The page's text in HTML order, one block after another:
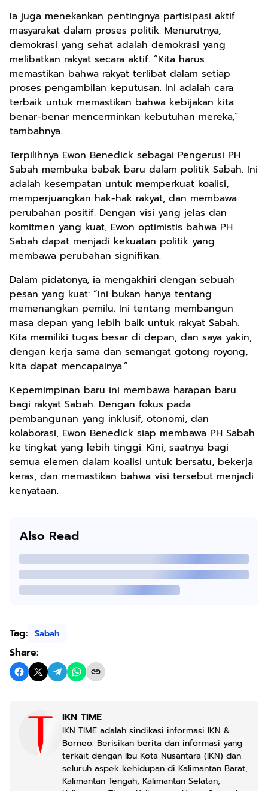
Ia juga menekankan pentingnya partisipasi aktif
masyarakat dalam proses politik. Menurutnya,
demokrasi yang sehat adalah demokrasi yang
melibatkan rakyat secara aktif. “Kita harus
memastikan bahwa rakyat terlibat dalam setiap
proses pengambilan keputusan. Ini adalah cara
terbaik untuk memastikan bahwa kebijakan kita
benar-benar mencerminkan kebutuhan mereka,”
tambahnya.
Terpilihnya Ewon Benedick sebagai Pengerusi PH
Sabah membuka babak baru dalam politik Sabah. Ini
adalah kesempatan untuk memperkuat koalisi,
memperjuangkan hak-hak rakyat, dan membawa
perubahan positif. Dengan visi yang jelas dan
komitmen yang kuat, Ewon optimistis bahwa PH
Sabah dapat menjadi kekuatan politik yang
membawa perubahan signifikan.
Dalam pidatonya, ia mengakhiri dengan sebuah
pesan yang kuat: “Ini bukan hanya tentang
memenangkan pemilu. Ini tentang membangun
masa depan yang lebih baik untuk rakyat Sabah.
Kita memiliki tugas besar di depan, dan saya yakin,
dengan kerja sama dan semangat gotong royong,
kita dapat mencapainya.”
Kepemimpinan baru ini membawa harapan baru
bagi rakyat Sabah. Dengan fokus pada
pembangunan yang inklusif, otonomi, dan
kolaborasi, Ewon Benedick siap membawa PH Sabah
ke tingkat yang lebih tinggi. Kini, saatnya bagi
semua elemen dalam koalisi untuk bersatu, bekerja
keras, dan memastikan bahwa visi tersebut menjadi
kenyataan.
Also Read
Tag: Sabah
Share:
IKN TIME
IKN TIME adalah sindikasi informasi IKN &
Borneo. Berisikan berita dan informasi yang
terkait dengan Ibu Kota Nusantara (IKN) dan
seluruh aspek kehidupan di Kalimantan Barat,
Kalimantan Tengah, Kalimantan Selatan,